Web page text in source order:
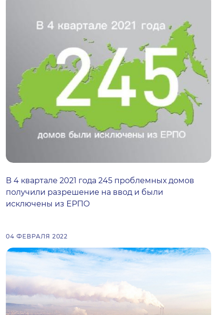
В 4 квартале 2021 года 245 проблемных домов
получили разрешение на ввод и были
исключены из ЕРПО
04 ФЕВРАЛЯ 2022